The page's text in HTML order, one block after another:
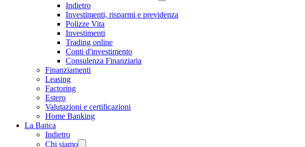
Indietro
Investimenti, risparmi e previdenza
Polizze Vita
Investimenti
Trading online
Conti d'investimento
Consulenza Finanziaria
Finanziamenti
Leasing
Factoring
Estero
Valutazioni e certificazioni
Home Banking
La Banca
Indietro
Chi siamo